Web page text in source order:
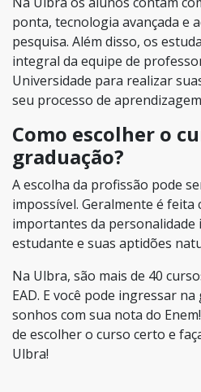
ponta, tecnologia avançada e
pesquisa. Além disso, os
integral da equipe de
Universidade para realizar
seu processo de
Como escolher o
graduação?
A escolha da profissão pode
impossível. Geralmente é
importantes da personalidade
estudante e suas aptidões
Na Ulbra, são mais de 40
EAD. E você pode ingressar
sonhos com sua nota do
de escolher o curso certo e
Ulbra!